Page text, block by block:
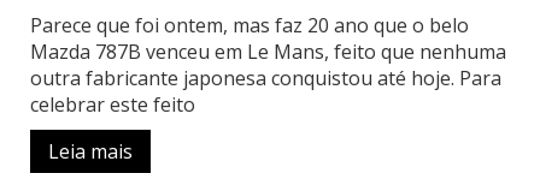
Parece que foi ontem, mas faz 20 ano que o belo
Mazda 787B venceu em Le Mans, feito que nenhuma
outra fabricante japonesa conquistou até hoje. Para
celebrar este feito
Leia mais